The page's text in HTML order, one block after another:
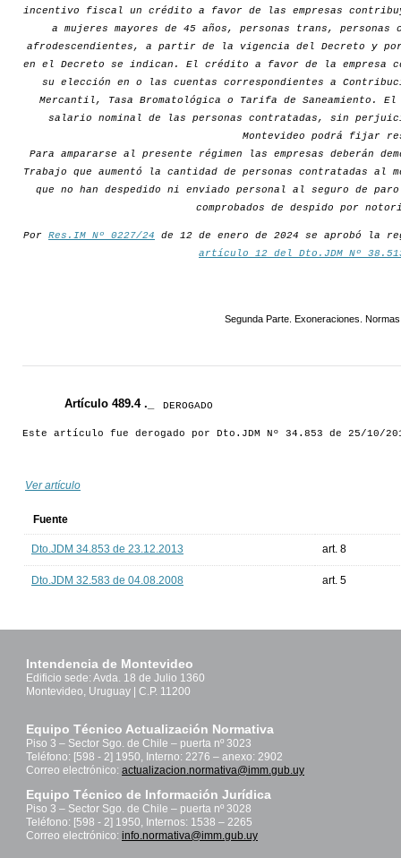
incentivo fiscal un crédito a favor de las empresas
a mujeres mayores de 45 años, personas trans,
afrodescendientes, a partir de la vigencia del Decreto y
en el Decreto se indican. El crédito a favor de la empresa
su elección en o las cuentas correspondientes a
Mercantil, Tasa Bromatológica o Tarifa de Saneamiento.
salario nominal de las personas contratadas, sin
Montevideo podrá fijar
Para ampararse al presente régimen las empresas deberán
Trabajo que aumentó la cantidad de personas contratadas
que no han despedido ni enviado personal al seguro de
comprobados de despido por
Por Res.IM Nº 0227/24 de 12 de enero de 2024 se aprobó la
artículo 12 del Dto.JDM Nº
Segunda Parte. Exoneraciones.
Artículo 489.4 ._ DEROGADO
Este artículo fue derogado por Dto.JDM Nº 34.853 de 25/10/
Ver artículo
Fuente
Dto.JDM 34.853 de 23.12.2013 art. 8
Dto.JDM 32.583 de 04.08.2008 art. 5
Intendencia de Montevideo
Edificio sede: Avda. 18 de Julio 1360
Montevideo, Uruguay | C.P. 11200
Equipo Técnico Actualización Normativa
Piso 3 – Sector Sgo. de Chile – puerta nº 3023
Teléfono: [598 - 2] 1950, Interno: 2276 – anexo: 2902
Correo electrónico: actualizacion.normativa@imm.gub.uy
Equipo Técnico de Información Jurídica
Piso 3 – Sector Sgo. de Chile – puerta nº 3028
Teléfono: [598 - 2] 1950, Internos: 1538 – 2265
Correo electrónico: info.normativa@imm.gub.uy